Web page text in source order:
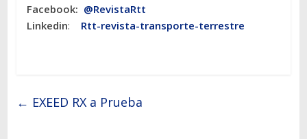
Facebook: @RevistaRtt
Linkedin: Rtt-revista-transporte-terrestre
← EXEED RX a Prueba